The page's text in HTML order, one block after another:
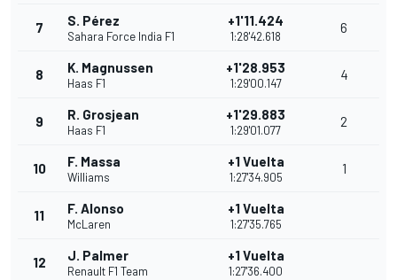
7 S. Pérez
Sahara Force India F1
+1'11.424
1:28'42.618
6
8 K. Magnussen
Haas F1
+1'28.953
1:29'00.147
4
9 R. Grosjean
Haas F1
+1'29.883
1:29'01.077
2
10 F. Massa
Williams
+1 Vuelta
1:27'34.905
1
11 F. Alonso
McLaren
+1 Vuelta
1:27'35.765
12 J. Palmer
Renault F1 Team
+1 Vuelta
1:27'36.400